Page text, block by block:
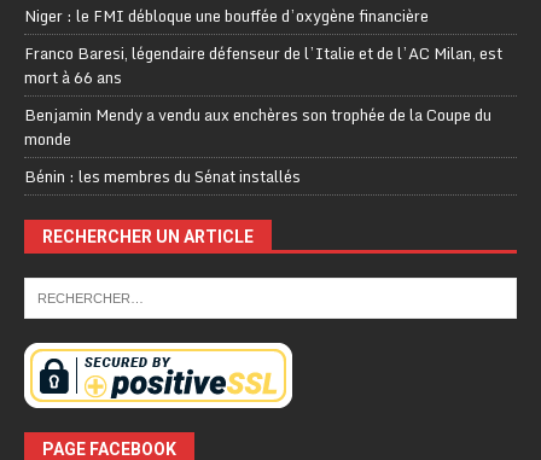
Niger : le FMI débloque une bouffée d’oxygène financière
Franco Baresi, légendaire défenseur de l’Italie et de l’AC Milan, est
mort à 66 ans
Benjamin Mendy a vendu aux enchères son trophée de la Coupe du
monde
Bénin : les membres du Sénat installés
RECHERCHER UN ARTICLE
PAGE FACEBOOK